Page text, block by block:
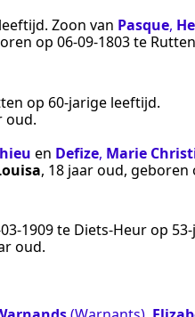
Zoon van Pasque,
op 06‑09‑1803te Rutten
op 60-jarige leeftijd.
oud.
en Defize, Marie
, 18 jaar oud, geboren
te Diets-Heurop
oud.